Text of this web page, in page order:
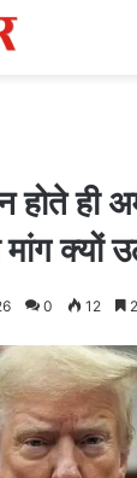
होते ही
क्यों
0 12